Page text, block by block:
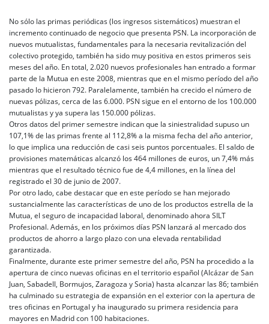
No sólo las primas periódicas (los ingresos sistemáticos) muestran el
incremento continuado de negocio que presenta PSN. La incorporación de
nuevos mutualistas, fundamentales para la necesaria revitalización del
colectivo protegido, también ha sido muy positiva en estos primeros seis
meses del año. En total, 2.020 nuevos profesionales han entrado a formar
parte de la Mutua en este 2008, mientras que en el mismo período del año
pasado lo hicieron 792. Paralelamente, también ha crecido el número de
nuevas pólizas, cerca de las 6.000. PSN sigue en el entorno de los 100.000
mutualistas y ya supera las 150.000 pólizas.
Otros datos del primer semestre indican que la siniestralidad supuso un
107,1% de las primas frente al 112,8% a la misma fecha del año anterior,
lo que implica una reducción de casi seis puntos porcentuales. El saldo de
provisiones matemáticas alcanzó los 464 millones de euros, un 7,4% más
mientras que el resultado técnico fue de 4,4 millones, en la línea del
registrado el 30 de junio de 2007.
Por otro lado, cabe destacar que en este período se han mejorado
sustancialmente las características de uno de los productos estrella de la
Mutua, el seguro de incapacidad laboral, denominado ahora SILT
Profesional. Además, en los próximos días PSN lanzará al mercado dos
productos de ahorro a largo plazo con una elevada rentabilidad
garantizada.
Finalmente, durante este primer semestre del año, PSN ha procedido a la
apertura de cinco nuevas oficinas en el territorio español (Alcázar de San
Juan, Sabadell, Bormujos, Zaragoza y Soria) hasta alcanzar las 86; también
ha culminado su estrategia de expansión en el exterior con la apertura de
tres oficinas en Portugal y ha inaugurado su primera residencia para
mayores en Madrid con 100 habitaciones.